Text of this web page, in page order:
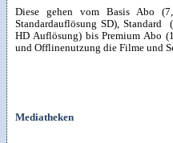
Diese gehen vom Basis Abo
Standardauflösung SD), Standard
HD Auflösung) bis Premium Abo
und Offlinenutzung die Filme und
Mediatheken